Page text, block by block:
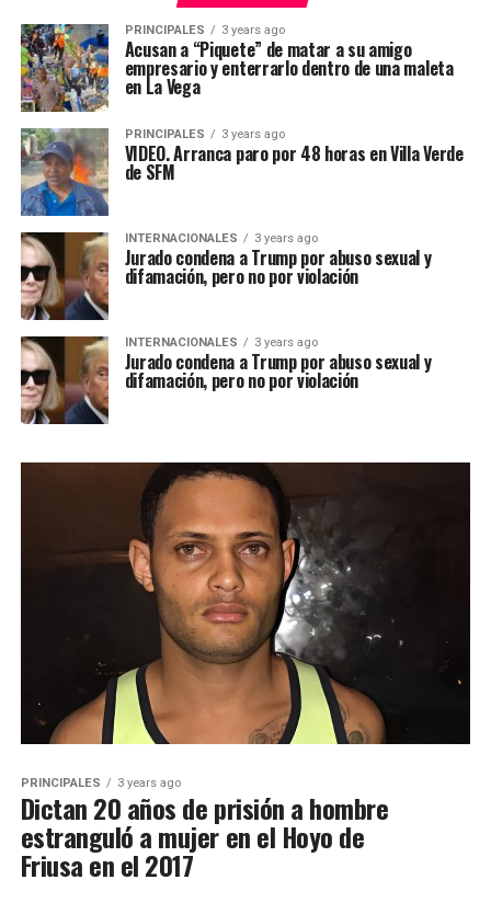
PRINCIPALES 3 years ago
Acusan a “Piquete” de matar a su amigo
empresario y enterrarlo dentro de una maleta
en La Vega
PRINCIPALES 3 years ago
VIDEO. Arranca paro por 48 horas en Villa Verde
de SFM
INTERNACIONALES 3 years ago
Jurado condena a Trump por abuso sexual y
difamación, pero no por violación
INTERNACIONALES 3 years ago
Jurado condena a Trump por abuso sexual y
difamación, pero no por violación
PRINCIPALES 3 years ago
Dictan 20 años de prisión a hombre
estranguló a mujer en el Hoyo de
Friusa en el 2017